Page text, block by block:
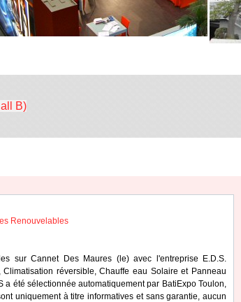
B)
Renouvelables
sur Cannet Des Maures (le) avec l'entreprise E.D.S.
réversible, Chauffe eau Solaire et Panneau
a été sélectionnée automatiquement par BatiExpo Toulon,
uniquement à titre informatives et sans garantie, aucun